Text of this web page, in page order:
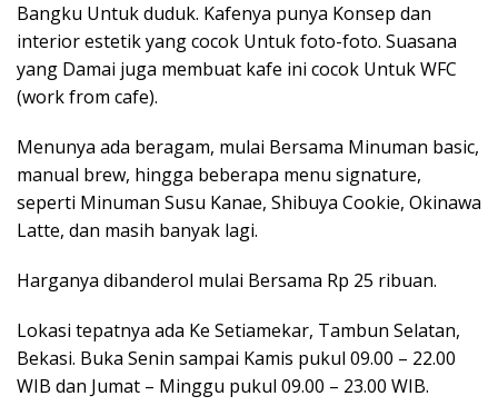
Bangku Untuk duduk. Kafenya punya Konsep dan
interior estetik yang cocok Untuk foto-foto. Suasana
yang Damai juga membuat kafe ini cocok Untuk WFC
(work from cafe).
Menunya ada beragam, mulai Bersama Minuman basic,
manual brew, hingga beberapa menu signature,
seperti Minuman Susu Kanae, Shibuya Cookie, Okinawa
Latte, dan masih banyak lagi.
Harganya dibanderol mulai Bersama Rp 25 ribuan.
Lokasi tepatnya ada Ke Setiamekar, Tambun Selatan,
Bekasi. Buka Senin sampai Kamis pukul 09.00 – 22.00
WIB dan Jumat – Minggu pukul 09.00 – 23.00 WIB.